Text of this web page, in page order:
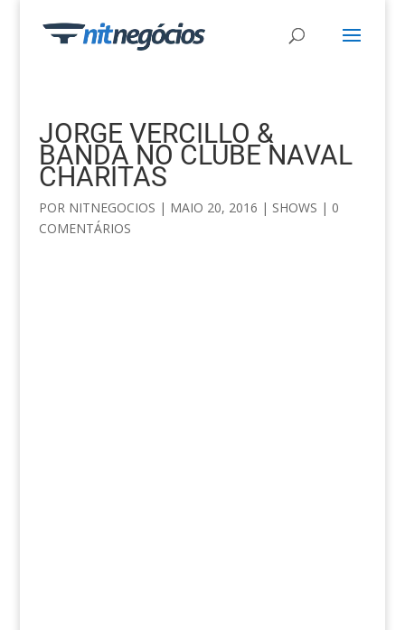
JORGE VERCILLO &
BANDA NO CLUBE NAVAL
CHARITAS
POR NITNEGOCIOS | MAIO 20, 2016 | SHOWS | 0
COMENTÁRIOS